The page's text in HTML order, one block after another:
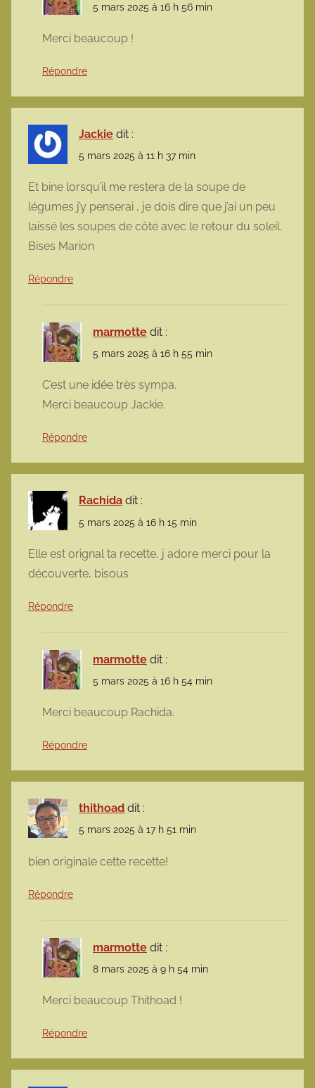
5 mars 2025 à 16 h 56 min
Merci beaucoup !
Répondre
Jackie dit :
5 mars 2025 à 11 h 37 min
Et bine lorsqu’il me restera de la soupe de
légumes j’y penserai , je dois dire que j’ai un peu
laissé les soupes de côté avec le retour du soleil.
Bises Marion
Répondre
marmotte dit :
5 mars 2025 à 16 h 55 min
C’est une idée très sympa.
Merci beaucoup Jackie.
Répondre
Rachida dit :
5 mars 2025 à 16 h 15 min
Elle est orignal ta recette, j adore merci pour la
découverte, bisous
Répondre
marmotte dit :
5 mars 2025 à 16 h 54 min
Merci beaucoup Rachida.
Répondre
thithoad dit :
5 mars 2025 à 17 h 51 min
bien originale cette recette!
Répondre
marmotte dit :
8 mars 2025 à 9 h 54 min
Merci beaucoup Thithoad !
Répondre